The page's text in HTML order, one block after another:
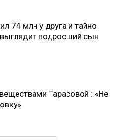
74 млн у друга и тайно
подросший сын
Тарасовой : «Не